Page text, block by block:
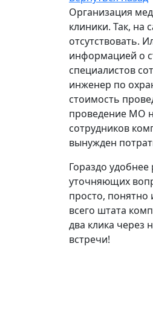
Организация
клиники. Так, на
отсутствовать.
информацией о
специалистов
инженер по
стоимость
проведение МО
сотрудников
вынужден
Гораздо
уточняющих
просто,
всего штата
два клика через
встречи!